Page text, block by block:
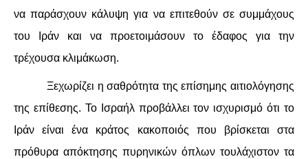
ΓΥΝΑΙΚΕΊΟ
LGBTQIA+
ΠΕΡΙΒΆΛΛΟΝ
ΚΙΝΉΜΑΤΑ ΠΌΛΗΣ
ΙΣΤΟΡΊΑ / ΘΕΩΡΊΑ
να παράσχουν κάλυψη για να επιτεθούν σε συμμάχους
του Ιράν και να προετοιμάσουν το έδαφος για την
τρέχουσα κλιμάκωση.
Ξεχωρίζει η σαθρότητα της επίσημης αιτιολόγησης
της επίθεσης. Το Ισραήλ προβάλλει τον ισχυρισμό ότι το
Ιράν είναι ένα κράτος κακοποιός που βρίσκεται στα
πρόθυρα απόκτησης πυρηνικών όπλων τουλάχιστον τα